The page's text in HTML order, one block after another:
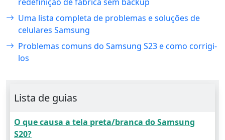
Lista de guias
O que causa a tela preta/branca do Samsung
S20?
Uma lista completa de problemas e soluções de
celulares Samsung
Problemas comuns do Samsung S23 e como corrigi-
los